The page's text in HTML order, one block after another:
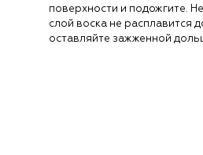
поверхности и подожгите.
слой воска не расплавится
оставляйте зажженной